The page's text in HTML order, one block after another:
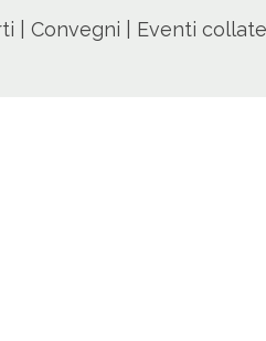
| Convegni | Eventi